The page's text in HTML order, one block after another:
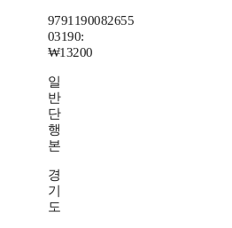
9791190082655
03190:
₩13200
일
반
단
행
본
경
기
도